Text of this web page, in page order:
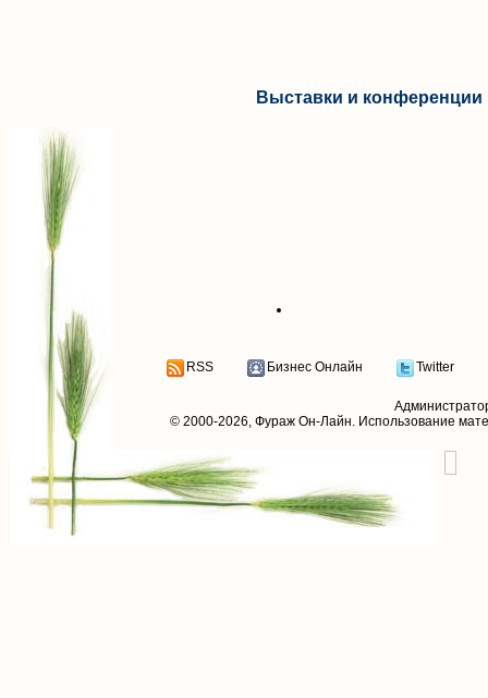
Выставки и конференции
RSS Бизнес Онлайн Twitter
© 2000-2026, Фураж Он-Лайн. Использование